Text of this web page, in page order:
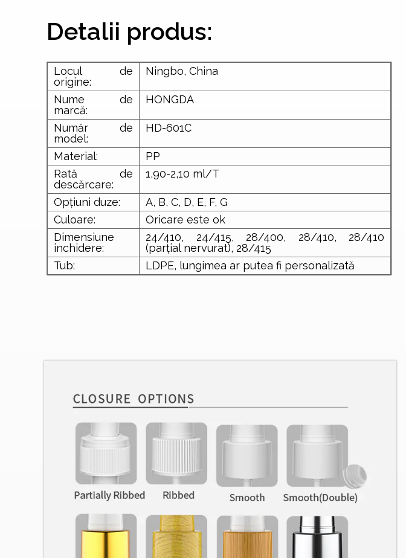
Detalii produs:
Locul de
origine:
Ningbo, China
Nume de
marcă:
HONGDA
Număr de
model:
HD-601C
Material:
PP
Rată de
descărcare:
1,90-2,10 ml/T
Opțiuni duze:
A, B, C, D, E, F, G
Culoare:
Oricare este ok
Dimensiune
inchidere:
24/410, 24/415, 28/400, 28/410, 28/410
(parțial nervurat), 28/415
Tub:
LDPE, lungimea ar putea fi personalizată